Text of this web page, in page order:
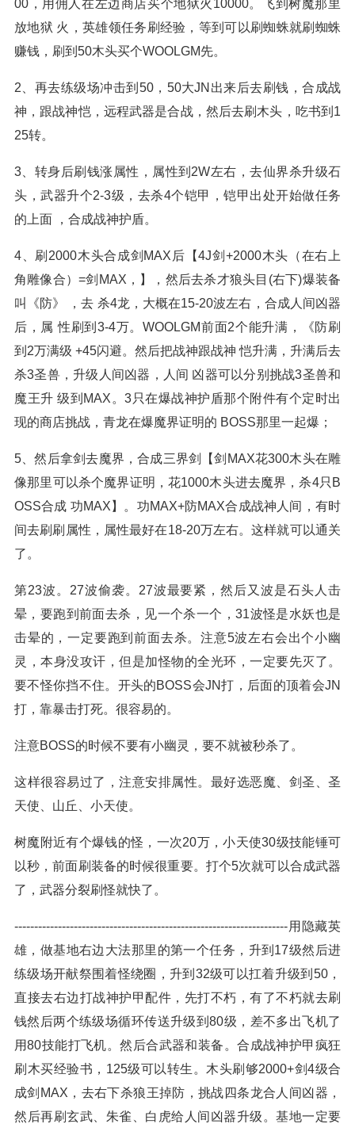
00，用佣人在左边商店买个地狱火10000。飞到树魔那里
放地狱 火，英雄领任务刷经验，等到可以刷蜘蛛就刷蜘蛛
赚钱，刷到50木头买个WOOLGM先。
2、再去练级场冲击到50，50大JN出来后去刷钱，合成战
神，跟战神恺，远程武器是合战，然后去刷木头，吃书到1
25转。
3、转身后刷钱涨属性，属性到2W左右，去仙界杀升级石
头，武器升个2-3级，去杀4个铠甲，铠甲出处开始做任务
的上面 ，合成战神护盾。
4、刷2000木头合成剑MAX后【4J剑+2000木头（在右上
角雕像合）=剑MAX，】，然后去杀才狼头目(右下)爆装备
叫《防》 ，去 杀4龙，大概在15-20波左右，合成人间凶器
后，属 性刷到3-4万。WOOLGM前面2个能升满，《防刷
到2万满级 +45闪避。然后把战神跟战神 恺升满，升满后去
杀3圣兽，升级人间凶器，人间 凶器可以分别挑战3圣兽和
魔王升 级到MAX。3只在爆战神护盾那个附件有个定时出
现的商店挑战，青龙在爆魔界证明的 BOSS那里一起爆；
5、然后拿剑去魔界，合成三界剑【剑MAX花300木头在雕
像那里可以杀个魔界证明，花1000木头进去魔界，杀4只B
OSS合成 功MAX】。功MAX+防MAX合成战神人间，有时
间去刷刷属性，属性最好在18-20万左右。这样就可以通关
了。
第23波。27波偷袭。27波最要紧，然后又波是石头人击
晕，要跑到前面去杀，见一个杀一个，31波怪是水妖也是
击晕的，一定要跑到前面去杀。注意5波左右会出个小幽
灵，本身没攻讦，但是加怪物的全光环，一定要先灭了。
要不怪你挡不住。开头的BOSS会JN打，后面的顶着会JN
打，靠暴击打死。很容易的。
注意BOSS的时候不要有小幽灵，要不就被秒杀了。
这样很容易过了，注意安排属性。最好选恶魔、剑圣、圣
天使、山丘、小天使。
树魔附近有个爆钱的怪，一次20万，小天使30级技能锤可
以秒，前面刷装备的时候很重要。打个5次就可以合成武器
了，武器分裂刷怪就快了。
---------------------------------------------------------------------用隐藏英
雄，做基地右边大法那里的第一个任务，升到17级然后进
练级场开献祭围着怪绕圈，升到32级可以扛着升级到50，
直接去右边打战神护甲配件，先打不朽，有了不朽就去刷
钱然后两个练级场循环传送升级到80级，差不多出飞机了
用80技能打飞机。然后合武器和装备。合成战神护甲疯狂
刷木买经验书，125级可以转生。木头刷够2000+剑4级合
成剑MAX，去右下杀狼王掉防，挑战四条龙合人间凶器，
然后再刷玄武、朱雀、白虎给人间凶器升级。基地一定要